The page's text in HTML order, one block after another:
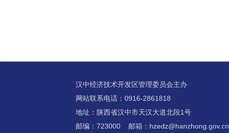
汉中经济技术开发区管理委员会主办
网站联系电话：0916-2861818
地址：陕西省汉中市天汉大道北段1号
邮编：723000 邮箱：hzedz@hanzhong.gov.cn